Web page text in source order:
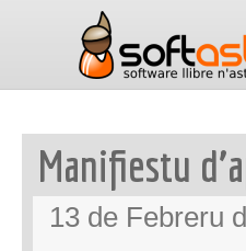
Manifiestu
13 de Febreru